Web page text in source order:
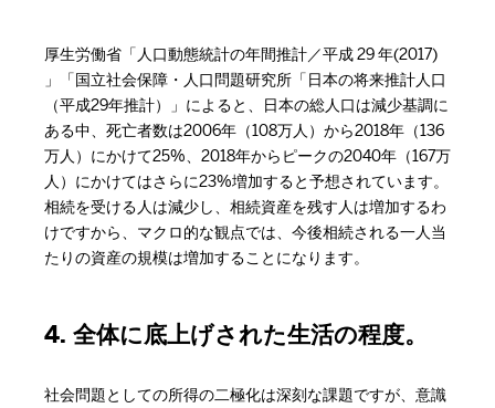
厚生労働省「人口動態統計の年間推計／平成 29 年(2017)
」「国立社会保障・人口問題研究所「日本の将来推計人口
（平成29年推計）」によると、日本の総人口は減少基調に
ある中、死亡者数は2006年（108万人）から2018年（136
万人）にかけて25%、2018年からピークの2040年（167万
人）にかけてはさらに23%増加すると予想されています。
相続を受ける人は減少し、相続資産を残す人は増加するわ
けですから、マクロ的な観点では、今後相続される一人当
たりの資産の規模は増加することになります。
4. 全体に底上げされた生活の程度。
社会問題としての所得の二極化は深刻な課題ですが、意識